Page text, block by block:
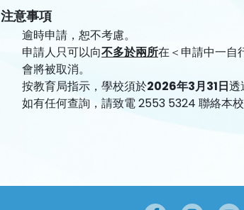
注意事項
逾時申請，恕不考慮。
申請人只可以向不多於兩所在＜申請中一自
會將被取消。
按教育局指示，學校須於2026年3月31日透
如有任何查詢，請致電2553 5324 聯絡本